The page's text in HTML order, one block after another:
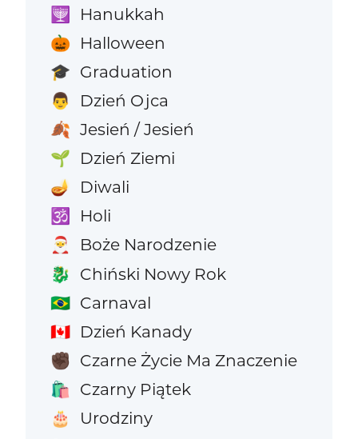
🕎 Hanukkah
🎃 Halloween
🎓 Graduation
👨 Dzień Ojca
🍂 Jesień / Jesień
🌱 Dzień Ziemi
🪔 Diwali
🕉️ Holi
🎅 Boże Narodzenie
🐉 Chiński Nowy Rok
🇧🇷 Carnaval
🇨🇦 Dzień Kanady
✊🏿 Czarne Życie Ma Znaczenie
🛍️ Czarny Piątek
🎂 Urodziny